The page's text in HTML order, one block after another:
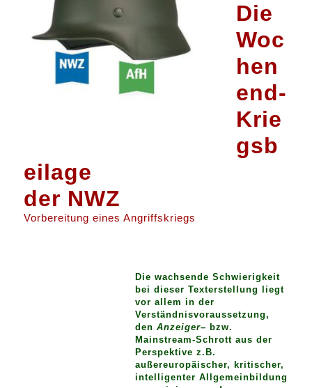
Die
Woc
hen
end-
Krie
gsb
eilage
der NWZ
Vorbereitung eines Angriffskriegs
Die wachsende Schwierigkeit
bei dieser Texterstellung liegt
vor allem in der
Verständnisvoraussetzung,
denAnzeiger– bzw.
Mainstream-Schrott aus der
Perspektive z.B.
außereuropäischer, kritischer,
intelligenter Allgemeinbildung